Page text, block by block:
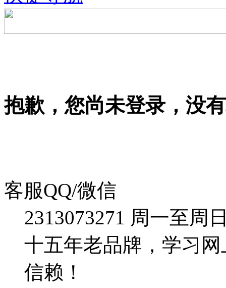
抱歉，您尚未登录，没
客服QQ/微信
2313073271 周一至周
十五年老品牌，学习
信赖！